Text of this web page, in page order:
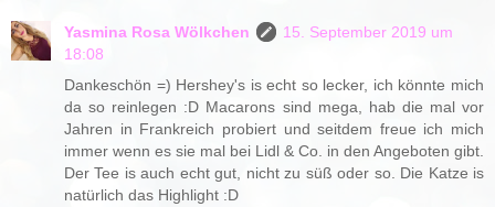
Yasmina Rosa Wölkchen
15. September 2019 um
18:08
Dankeschön =) Hershey's is echt so lecker, ich könnte mich
da so reinlegen :D Macarons sind mega, hab die mal vor
Jahren in Frankreich probiert und seitdem freue ich mich
immer wenn es sie mal bei Lidl & Co. in den Angeboten gibt.
Der Tee is auch echt gut, nicht zu süß oder so. Die Katze is
natürlich das Highlight :D